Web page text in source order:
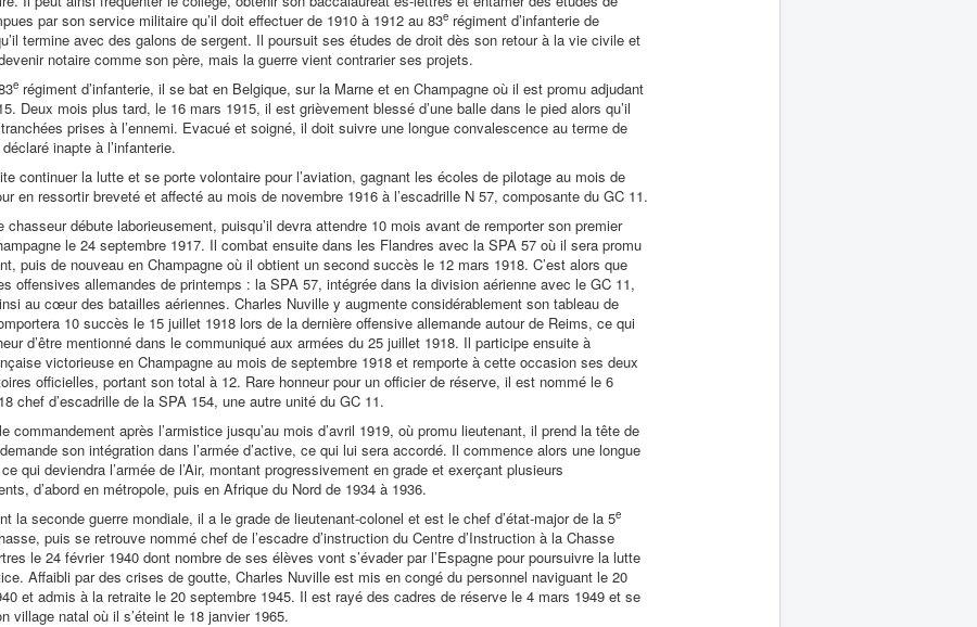
par son service militaire qu’il doit effectuer de 1910 à 1912 au 83e régiment d’infanterie de
termine avec des galons de sergent. Il poursuit ses études de droit dès son retour à la vie civile et
notaire comme son père, mais la guerre vient contrarier ses projets.
e régiment d’infanterie, il se bat en Belgique, sur la Marne et en Champagne où il est promu adjudant
Deux mois plus tard, le 16 mars 1915, il est grièvement blessé d’une balle dans le pied alors qu’il
prises à l’ennemi. Evacué et soigné, il doit suivre une longue convalescence au terme de
inapte à l’infanterie.
continuer la lutte et se porte volontaire pour l’aviation, gagnant les écoles de pilotage au mois de
en ressortir breveté et affecté au mois de novembre 1916 à l’escadrille N 57, composante du GC 11.
chasseur débute laborieusement, puisqu’il devra attendre 10 mois avant de remporter son premier
le 24 septembre 1917. Il combat ensuite dans les Flandres avec la SPA 57 où il sera promu
puis de nouveau en Champagne où il obtient un second succès le 12 mars 1918. C’est alors que
offensives allemandes de printemps : la SPA 57, intégrée dans la division aérienne avec le GC 11,
au cœur des batailles aériennes. Charles Nuville y augmente considérablement son tableau de
10 succès le 15 juillet 1918 lors de la dernière offensive allemande autour de Reims, ce qui
d’être mentionné dans le communiqué aux armées du 25 juillet 1918. Il participe ensuite à
victorieuse en Champagne au mois de septembre 1918 et remporte à cette occasion ses deux
officielles, portant son total à 12. Rare honneur pour un officier de réserve, il est nommé le 6
chef d’escadrille de la SPA 154, une autre unité du GC 11.
commandement après l’armistice jusqu’au mois d’avril 1919, où promu lieutenant, il prend la tête de
son intégration dans l’armée d’active, ce qui lui sera accordé. Il commence alors une longue
qui deviendra l’armée de l’Air, montant progressivement en grade et exerçant plusieurs
d’abord en métropole, puis en Afrique du Nord de 1934 à 1936.
la seconde guerre mondiale, il a le grade de lieutenant-colonel et est le chef d’état-major de la 5e
puis se retrouve nommé chef de l’escadre d’instruction du Centre d’Instruction à la Chasse
le 24 février 1940 dont nombre de ses élèves vont s’évader par l’Espagne pour poursuivre la lutte
Affaibli par des crises de goutte, Charles Nuville est mis en congé du personnel naviguant le 20
et admis à la retraite le 20 septembre 1945. Il est rayé des cadres de réserve le 4 mars 1949 et se
village natal où il s’éteint le 18 janvier 1965.